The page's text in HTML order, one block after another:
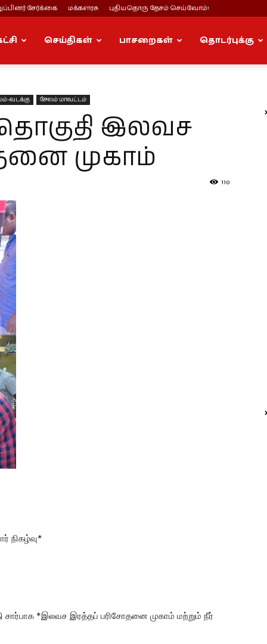
சேர்க்கை மக்களரசு புதியதொரு தேசம் செய்வோம்!
செய்திகள் பாசறைகள் தொடர்புக்கு
வடக்கு சேலம் மாவட்டம்
இலவச
முகாம்
110
நிகழ்வு*
சார்பாக *இலவச இரத்தப் பரிசோதனை முகாம் மற்றும் நீர்